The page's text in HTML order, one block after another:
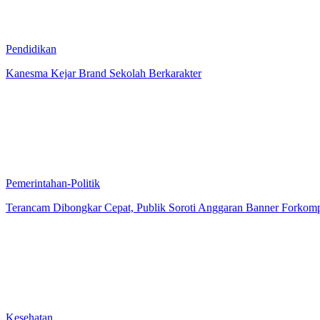
Pendidikan
Kanesma Kejar Brand Sekolah Berkarakter
Pemerintahan-Politik
Terancam Dibongkar Cepat, Publik Soroti Anggaran Banner